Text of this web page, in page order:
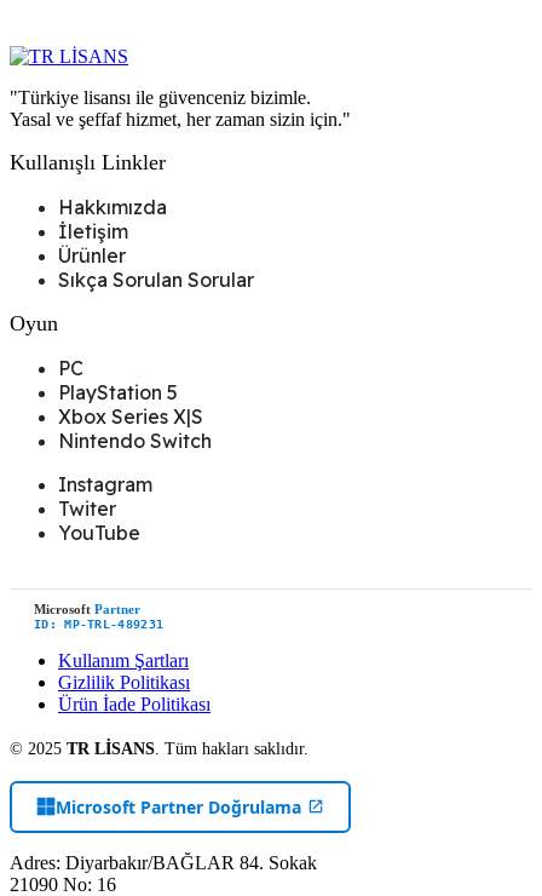
"Türkiye lisansı ile güvenceniz bizimle.
Yasal ve şeffaf hizmet, her zaman sizin için."
Kullanışlı Linkler
Hakkımızda
İletişim
Ürünler
Sıkça Sorulan Sorular
Oyun
PC
PlayStation 5
Xbox Series X|S
Nintendo Switch
Instagram
Twiter
YouTube
Microsoft Partner
ID: MP-TRL-489231
Kullanım Şartları
Gizlilik Politikası
Ürün İade Politikası
© 2025 TR LİSANS . Tüm hakları saklıdır.
Microsoft Partner Doğrulama
Adres: Diyarbakır/BAĞLAR 84. Sokak
21090 No: 16